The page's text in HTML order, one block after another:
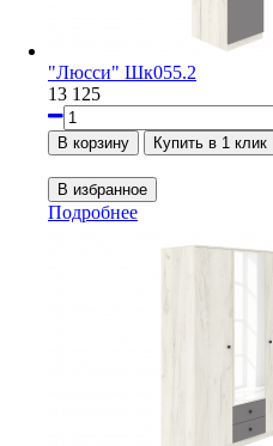
"Люсси" Шк055.2
13 125
Подробнее